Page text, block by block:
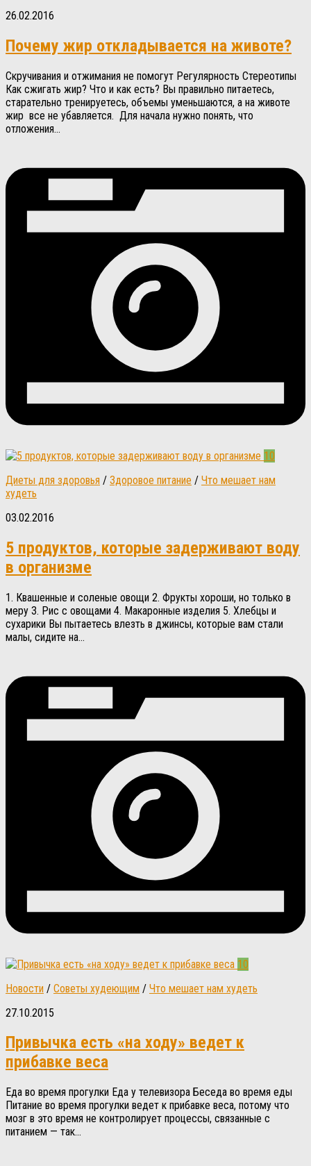
26.02.2016
Почему жир откладывается на животе?
Скручивания и отжимания не помогут Регулярность Стереотипы
Как сжигать жир? Что и как есть? Вы правильно питаетесь,
старательно тренируетесь, объемы уменьшаются, а на животе
жир все не убавляется. Для начала нужно понять, что
отложения...
10
Диеты для здоровья / Здоровое питание / Что мешает нам
худеть
03.02.2016
5 продуктов, которые задерживают воду
в организме
1. Квашенные и соленые овощи 2. Фрукты хороши, но только в
меру 3. Рис с овощами 4. Макаронные изделия 5. Хлебцы и
сухарики Вы пытаетесь влезть в джинсы, которые вам стали
малы, сидите на...
10
Новости / Советы худеющим / Что мешает нам худеть
27.10.2015
Привычка есть «на ходу» ведет к
прибавке веса
Еда во время прогулки Еда у телевизора Беседа во время еды
Питание во время прогулки ведет к прибавке веса, потому что
мозг в это время не контролирует процессы, связанные с
питанием — так...